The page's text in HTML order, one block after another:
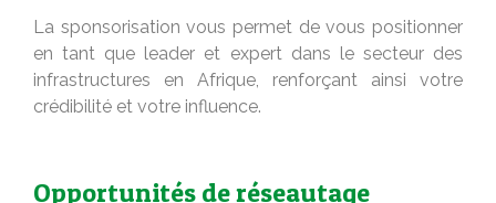
La sponsorisation vous permet de vous positionner
en tant que leader et expert dans le secteur des
infrastructures en Afrique, renforçant ainsi votre
crédibilité et votre influence.
Opportunités de réseautage